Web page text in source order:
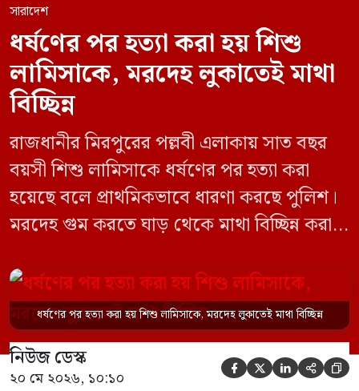
সারাদেশ
ধর্ষণের পর হত্যা করা হয় শিশু
লামিসাকে, মরদেহ লুকাতেই মাথা
বিচ্ছিন্ন
রাজধানীর মিরপুরের পল্লবী এলাকায় সাত বছর
বয়সী শিশু লামিসাকে ধর্ষণের পর হত্যা করা
হয়েছে বলে প্রাথমিকভাবে ধারণা করছে পুলিশ।
মরদেহ গুম করতে ঘাড় থেকে মাথা বিচ্ছিন্ন করা
চালানো হয় এই নৃশংস হত্যাকাণ্ডে পাশের ফ্ল্যাটের
ভাড়াটিয়া সোহেল রানা (৩০) ও তার স্ত্রী স্বপ্না
আক্তারকে (২৬) মাত্র ৭ ঘণ্টার […]
ধর্ষণের পর হত্যা করা হয় শিশু লামিসাকে, মরদেহ লুকাতেই মাথা বিচ্ছিন্ন
নিউজ ডেস্ক
২০ মে ২০২৬, ১০:১০     